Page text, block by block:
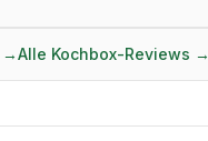
→Alle Kochbox-Reviews →